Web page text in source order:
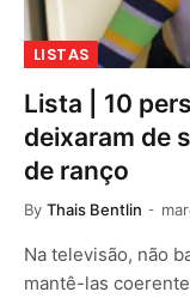
LISTAS
Lista | 10
deixaram de
de ranço
By Thais Bentlin
Na televisão, não
mantê-las